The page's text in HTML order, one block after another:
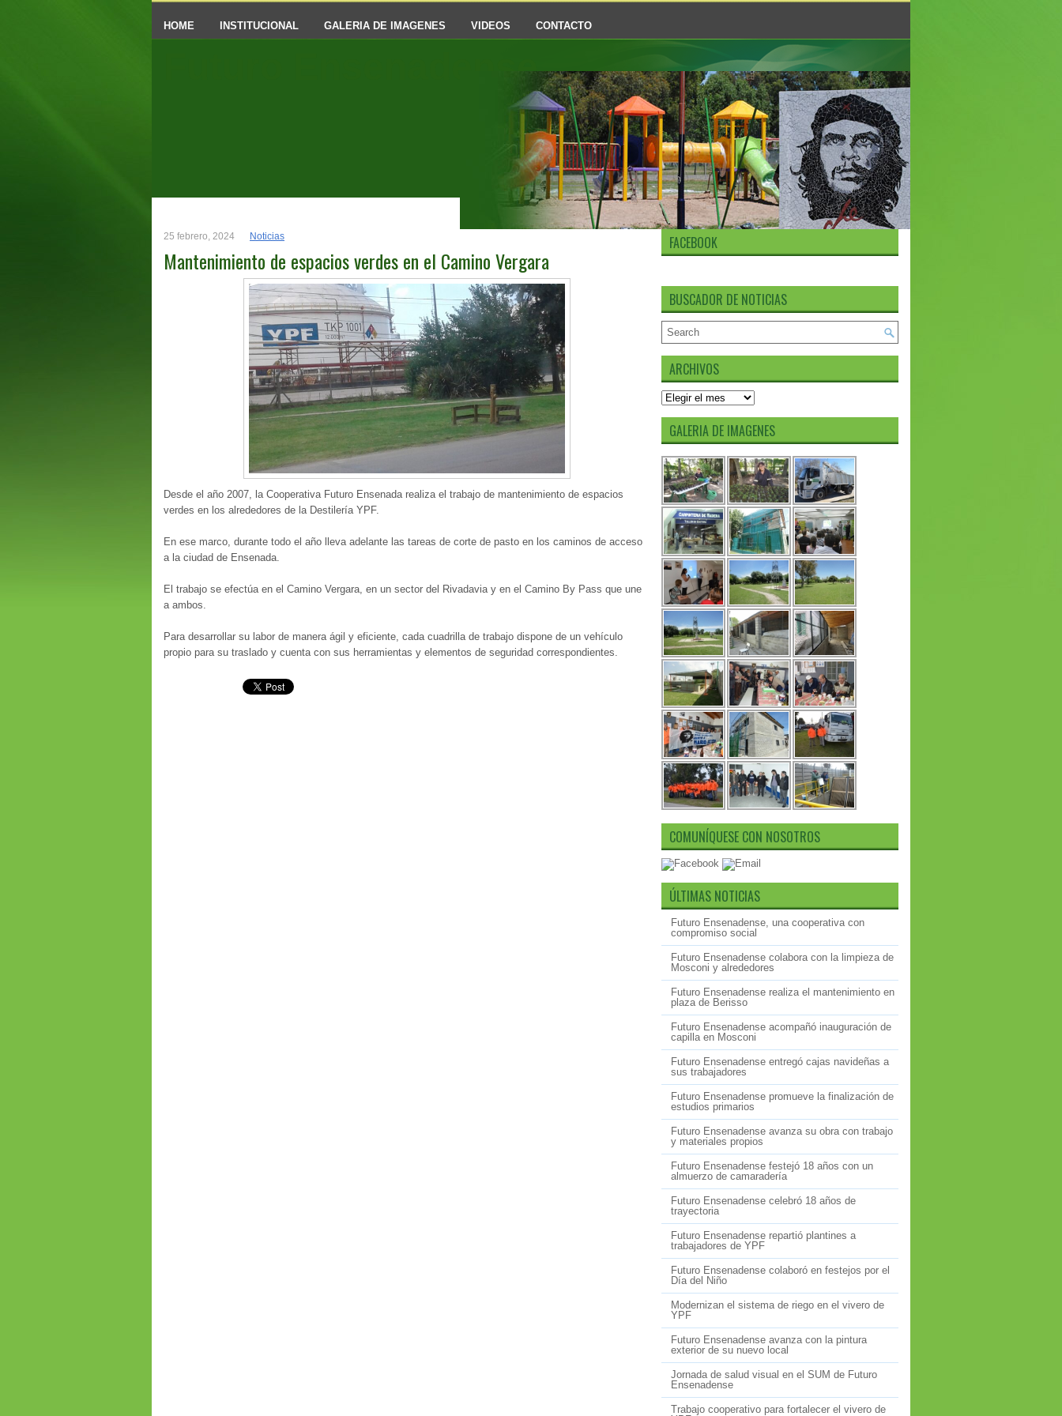
HOME INSTITUCIONAL GALERIA DE IMAGENES VIDEOS CONTACTO
Futuro Ensenadense
25 febrero, 2024 Noticias
Mantenimiento de espacios verdes en el Camino Vergara
Desde el año 2007, la Cooperativa Futuro Ensenada realiza el trabajo de mantenimiento de espacios
verdes en los alrededores de la Destilería YPF.
En ese marco, durante todo el año lleva adelante las tareas de corte de pasto en los caminos de acceso
a la ciudad de Ensenada.
El trabajo se efectúa en el Camino Vergara, en un sector del Rivadavia y en el Camino By Pass que une
a ambos.
Para desarrollar su labor de manera ágil y eficiente, cada cuadrilla de trabajo dispone de un vehículo
propio para su traslado y cuenta con sus herramientas y elementos de seguridad correspondientes.
FACEBOOK
BUSCADOR DE NOTICIAS
ARCHIVOS
Archivos
GALERIA DE IMAGENES
COMUNÍQUESE CON NOSOTROS
ÚLTIMAS NOTICIAS
Futuro Ensenadense, una cooperativa con
compromiso social
Futuro Ensenadense colabora con la limpieza de
Mosconi y alrededores
Futuro Ensenadense realiza el mantenimiento en
plaza de Berisso
Futuro Ensenadense acompañó inauguración de
capilla en Mosconi
Futuro Ensenadense entregó cajas navideñas a
sus trabajadores
Futuro Ensenadense promueve la finalización de
estudios primarios
Futuro Ensenadense avanza su obra con trabajo
y materiales propios
Futuro Ensenadense festejó 18 años con un
almuerzo de camaradería
Futuro Ensenadense celebró 18 años de
trayectoria
Futuro Ensenadense repartió plantines a
trabajadores de YPF
Futuro Ensenadense colaboró en festejos por el
Día del Niño
Modernizan el sistema de riego en el vivero de
YPF
Futuro Ensenadense avanza con la pintura
exterior de su nuevo local
Jornada de salud visual en el SUM de Futuro
Ensenadense
Trabajo cooperativo para fortalecer el vivero de